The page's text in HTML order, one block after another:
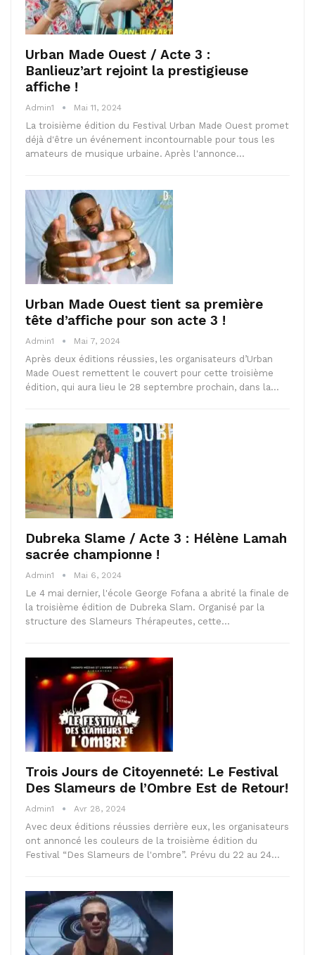
Urban Made Ouest / Acte 3 :
Banlieuz’art rejoint la prestigieuse
affiche !
Admin1 Mai 11, 2024
La troisième édition du Festival Urban Made Ouest promet
déjà d'être un événement incontournable pour tous les
amateurs de musique urbaine. Après l'annonce…
Urban Made Ouest tient sa première
tête d’affiche pour son acte 3 !
Admin1 Mai 7, 2024
Après deux éditions réussies, les organisateurs d’Urban
Made Ouest remettent le couvert pour cette troisième
édition, qui aura lieu le 28 septembre prochain, dans la…
Dubreka Slame / Acte 3 : Hélène Lamah
sacrée championne !
Admin1 Mai 6, 2024
Le 4 mai dernier, l'école George Fofana a abrité la finale de
la troisième édition de Dubreka Slam. Organisé par la
structure des Slameurs Thérapeutes, cette…
Trois Jours de Citoyenneté: Le Festival
Des Slameurs de l’Ombre Est de Retour!
Admin1 Avr 28, 2024
Avec deux éditions réussies derrière eux, les organisateurs
ont annoncé les couleurs de la troisième édition du
Festival “Des Slameurs de l'ombre”. Prévu du 22 au 24…